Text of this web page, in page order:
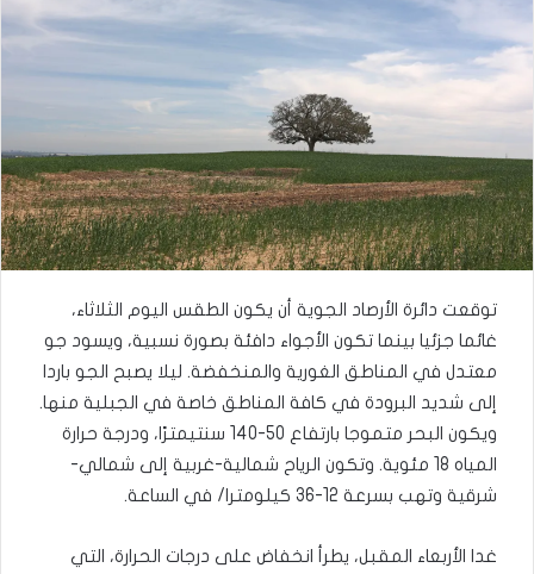
توقعت دائرة الأرصاد الجوية أن يكون الطقس اليوم الثلاثاء،
غائما جزئيا بينما تكون الأجواء دافئة بصورة نسبية، ويسود جو
معتدل في المناطق الغورية والمنخفضة. ليلا يصبح الجو باردا
إلى شديد البرودة في كافة المناطق خاصة في الجبلية منها.
ويكون البحر متموجا بارتفاع 50-140 سنتيمترًا، ودرجة حرارة
المياه 18 مئوية. وتكون الرياح شمالية-غربية إلى شمالي-
شرقية وتهب بسرعة 12-36 كيلومترا/ في الساعة.
غدا الأربعاء المقبل، يطرأ انخفاض على درجات الحرارة، التي